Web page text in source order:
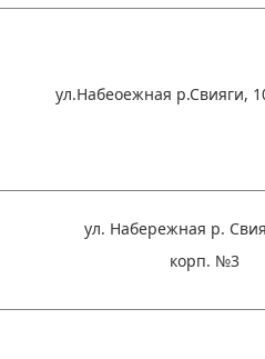
ул.Набеоежная р.Свияги,
ул. Набережная р.
корп. №3